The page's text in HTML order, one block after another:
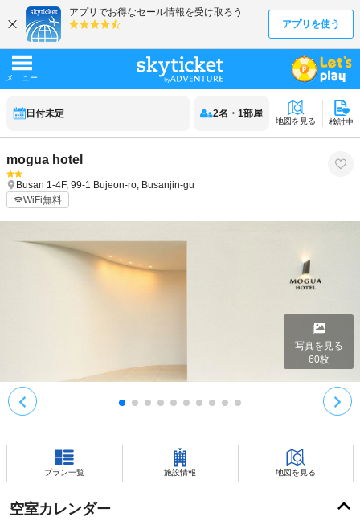
日付未定 2名 ・ 1部屋
地図を見る 検討中
mogua hotel
Busan 1-4F, 99-1 Bujeon-ro, Busanjin-gu
WiFi無料
写真を見る
60枚
プラン一覧 施設情報 地図を見る
空室カレンダー